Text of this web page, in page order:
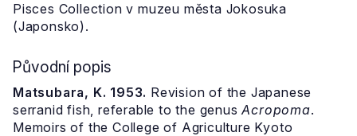
Pisces Collection v muzeu města Jokosuka
(Japonsko).
Původní popis
Matsubara, K. 1953. Revision of the Japanese
serranid fish, referable to the genusAcropoma.
Memoirs of the College of Agriculture Kyoto